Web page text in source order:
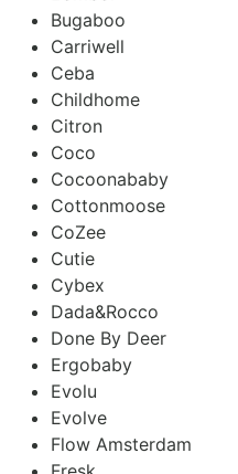
Bugaboo
Carriwell
Ceba
Childhome
Citron
Coco
Cocoonababy
Cottonmoose
CoZee
Cutie
Cybex
Dada&Rocco
Done By Deer
Ergobaby
Evolu
Evolve
Flow Amsterdam